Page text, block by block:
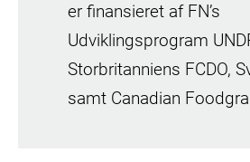
er finansieret af FN’s
Udviklingsprogram
Storbritanniens FCDO,
samt Canadian